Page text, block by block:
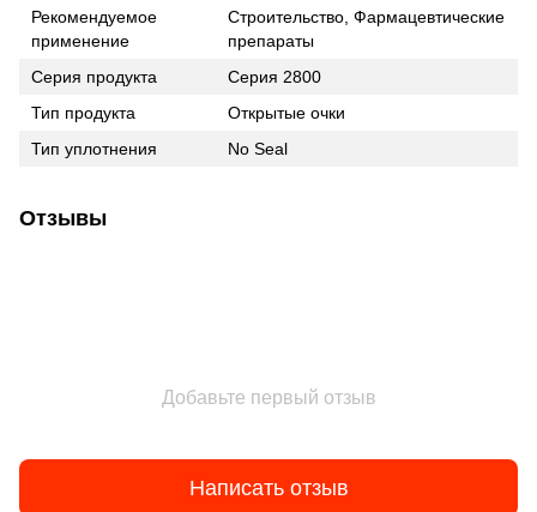
Рекомендуемое
применение
Строительство, Фармацевтические
препараты
Серия продукта
Серия 2800
Тип продукта
Открытые очки
Тип уплотнения
No Seal
Отзывы
Добавьте первый отзыв
Написать отзыв